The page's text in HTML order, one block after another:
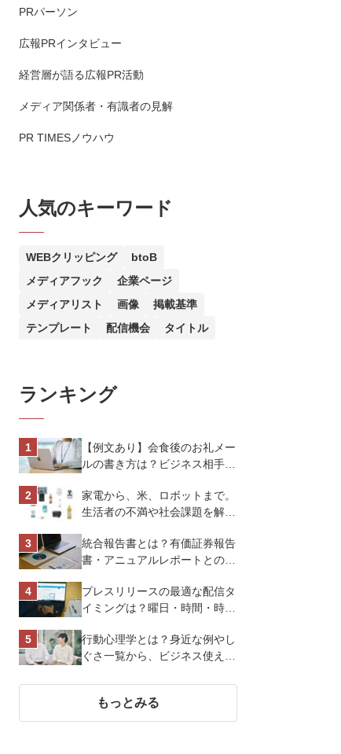
PRパーソン
広報PRインタビュー
経営層が語る広報PR活動
メディア関係者・有識者の見解
PR TIMESノウハウ
人気のキーワード
WEBクリッピング
btoB
メディアフック
企業ページ
メディアリスト
画像
掲載基準
テンプレート
配信機会 タイトル
ランキング
【例文あり】会食後のお礼メー
ルの書き方は？ビジネス相手に
トを解説
家電から、米、ロボットまで。
生活者の不満や社会課題を解決
スオーヤマ株式会社
統合報告書とは？有価証券報告
書・アニュアルレポートとの違
プレスリリースの最適な配信タ
イミングは？曜日・時間・時期
化させよう
行動心理学とは？身近な例やし
ぐさ一覧から、ビジネス使える
もっとみる